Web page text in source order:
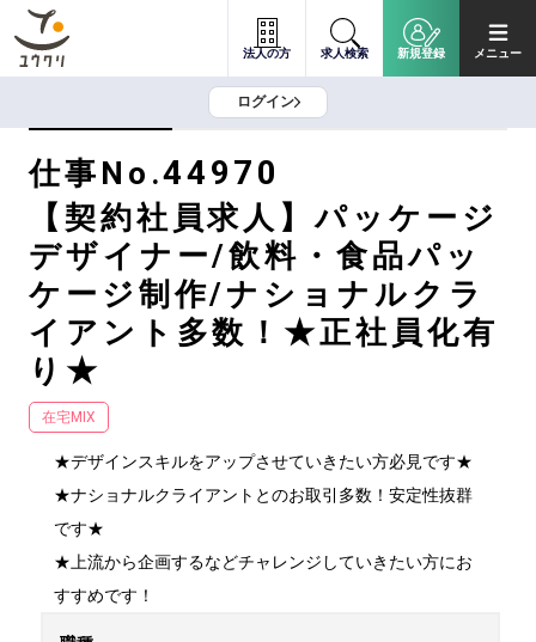
法人の方 求人検索 新規登録 メニュー
ログイン
仕事No.44970
【契約社員求人】パッケージ
デザイナー/飲料・食品パッ
ケージ制作/ナショナルクラ
イアント多数！★正社員化有
り★
在宅MIX
★デザインスキルをアップさせていきたい方必見です★
★ナショナルクライアントとのお取引多数！安定性抜群
です★
★上流から企画するなどチャレンジしていきたい方にお
すすめです！